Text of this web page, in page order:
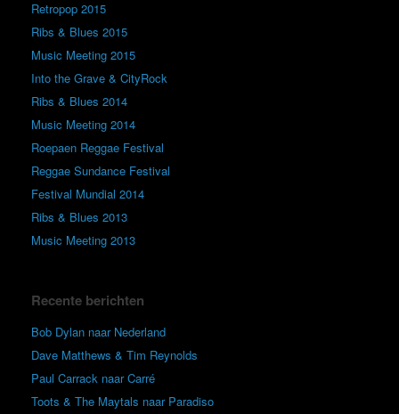
Retropop 2015
Ribs & Blues 2015
Music Meeting 2015
Into the Grave & CityRock
Ribs & Blues 2014
Music Meeting 2014
Roepaen Reggae Festival
Reggae Sundance Festival
Festival Mundial 2014
Ribs & Blues 2013
Music Meeting 2013
Recente berichten
Bob Dylan naar Nederland
Dave Matthews & Tim Reynolds
Paul Carrack naar Carré
Toots & The Maytals naar Paradiso